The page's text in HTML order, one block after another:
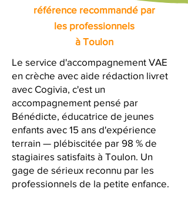
référence recommandé par
les professionnels
à Toulon
Le service d'accompagnement VAE
en crèche avec aide rédaction livret
avec Cogivia, c'est un
accompagnement pensé par
Bénédicte, éducatrice de jeunes
enfants avec 15 ans d'expérience
terrain — plébiscitée par 98 % de
stagiaires satisfaits à Toulon. Un
gage de sérieux reconnu par les
professionnels de la petite enfance.